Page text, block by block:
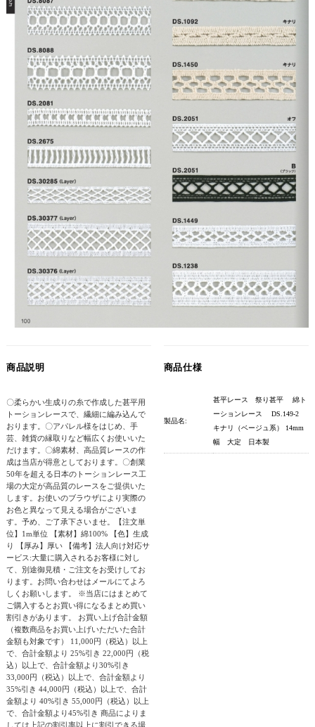
商品説明
〇柔らかい生成りの糸で作成した甚平用
トーションレースで、繊細に編み込んで
おります。〇アパレル様をはじめ、手
芸、雑貨の縁取りなど幅広くお使いいた
だけます。〇綿素材、高品質レースの作
成は当店が得意としております。〇創業
50年を超える日本のトーションレース工
場の大定が高品質のレースをご提供いた
します。お使いのブラウザにより実際の
お色と異なって見える場合がございま
す。予め、ご了承下さいませ。【注文単
位】1m単位 【素材】綿100% 【色】生成
り 【厚み】厚い 【備考】法人向け対応サ
ービス:大量に購入されるお客様に対し
て、別途御見積・ご注文をお受けしてお
ります。お問い合わせはメールにてよろ
しくお願いします。 ※当店にはまとめて
ご購入するとお買い得になるまとめ買い
割引きがあります。 お買い上げ合計金額
（複数商品をお買い上げいただいた合計
金額も対象です） 11,000円（税込）以上
で、合計金額より 25%引き 22,000円（税
込）以上で、合計金額より30%引き
33,000円（税込）以上で、合計金額より
35%引き 44,000円（税込）以上で、合計
金額より 40%引き 55,000円（税込）以上
で、合計金額より45%引き 商品によりま
しては上記の割引率以上に割引できる場
商品仕様
製品名:
甚平レース 祭り甚平 綿ト
ーションレース DS.149-2
キナリ（ベージュ系） 14mm
幅 大定 日本製